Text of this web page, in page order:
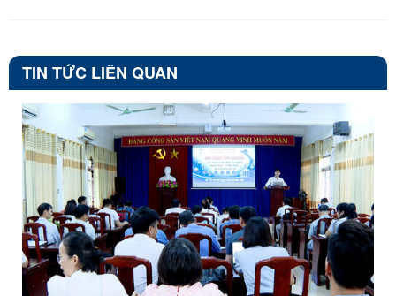
TIN TỨC LIÊN QUAN